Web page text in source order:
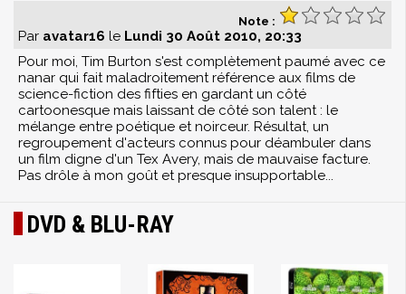
Note :
Par avatar16 le Lundi 30 Août 2010, 20:33
Pour moi, Tim Burton s'est complètement paumé avec ce
nanar qui fait maladroitement référence aux films de
science-fiction des fifties en gardant un côté
cartoonesque mais laissant de côté son talent : le
mélange entre poétique et noirceur. Résultat, un
regroupement d'acteurs connus pour déambuler dans
un film digne d'un Tex Avery, mais de mauvaise facture.
Pas drôle à mon goût et presque insupportable...
DVD & BLU-RAY